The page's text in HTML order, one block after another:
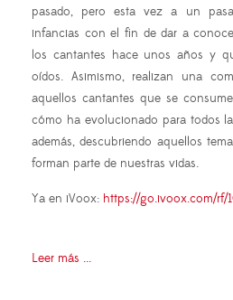
pasado, pero esta vez a un
infancias con el fin de dar a
los cantantes hace unos años y
oídos. Asimismo, realizan una
aquellos cantantes que se
cómo ha evolucionado para todos
además, descubriendo aquellos
forman parte de nuestras vidas.
Ya en iVoox: https://go.ivoox.com/rf/
Leer más ...